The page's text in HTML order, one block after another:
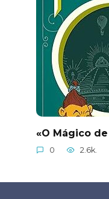
«O Mágico
0 2.6k.